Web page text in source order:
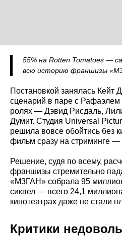
55% на Rotten Tomatoes —
всю историю франшизы
Постановкой занялась Кейт
сценарий в паре с
ролях — Дэвид Рисдаль,
Думит. Студия Universal
решила вовсе обойтись без
фильм сразу на стриминге —
Решение, судя по всему,
франшизы стремительно
«М3ГАН» собрала 95
сиквел — всего 24,1
кинотеатрах даже не стали
Критики